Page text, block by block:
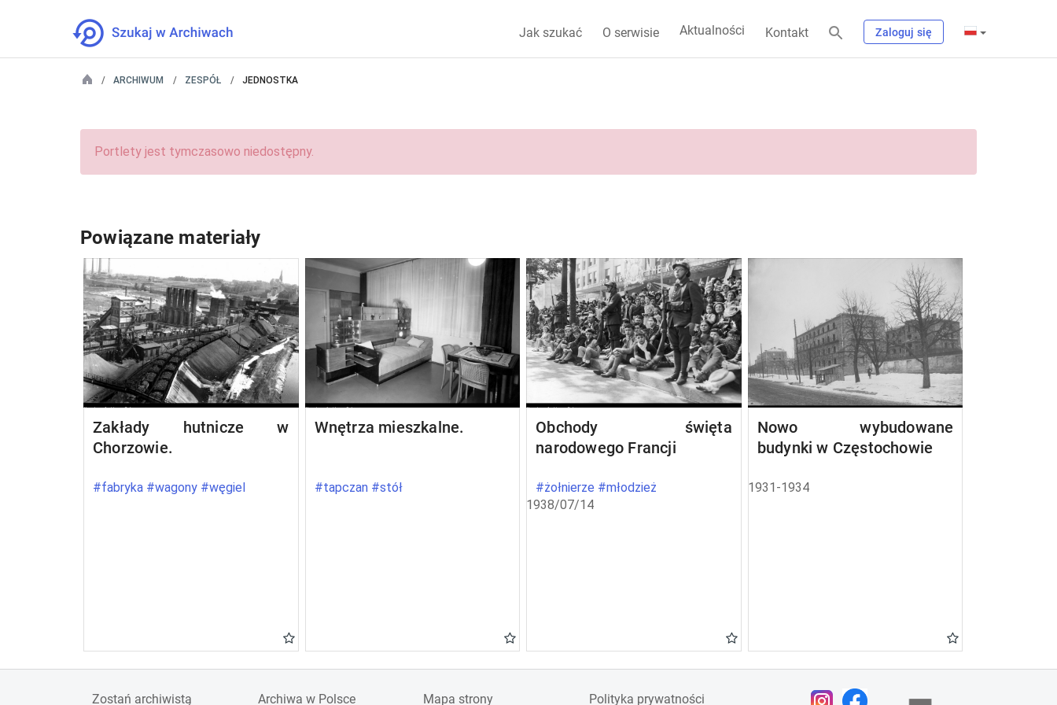
Jak szukać O serwisie Aktualności Kontakt Zaloguj się
ARCHIWUM ZESPÓŁ JEDNOSTKA
Portlety jest tymczasowo niedostępny.
Powiązane materiały
Zakłady hutnicze w
Chorzowie.
#fabryka #wagony #węgiel
Wnętrza mieszkalne.
#tapczan #stół
Obchody święta
narodowego Francji
#żołnierze #młodzież
1938/07/14
Nowo wybudowane
budynki w Częstochowie
1931-1934
Zostań archiwistą Archiwa w Polsce Mapa strony Polityka prywatności